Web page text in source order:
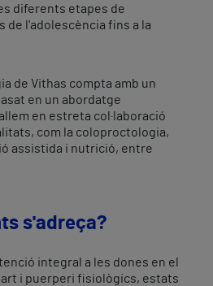
diferents etapes de
de l'adolescència fins a la
de Vithas compta amb un
en un abordatge
en estreta col·laboració
com la coloproctologia,
assistida i nutrició, entre
s'adreça?
integral a les dones en el
i puerperi fisiològics, estats